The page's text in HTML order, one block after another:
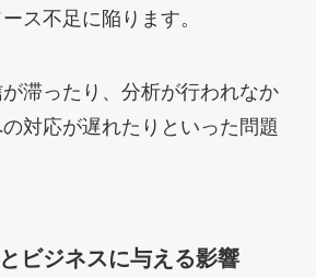
ス不足に陥ります。
滞ったり、分析が行われなか
対応が遅れたりといった問題
ビジネスに与える影響